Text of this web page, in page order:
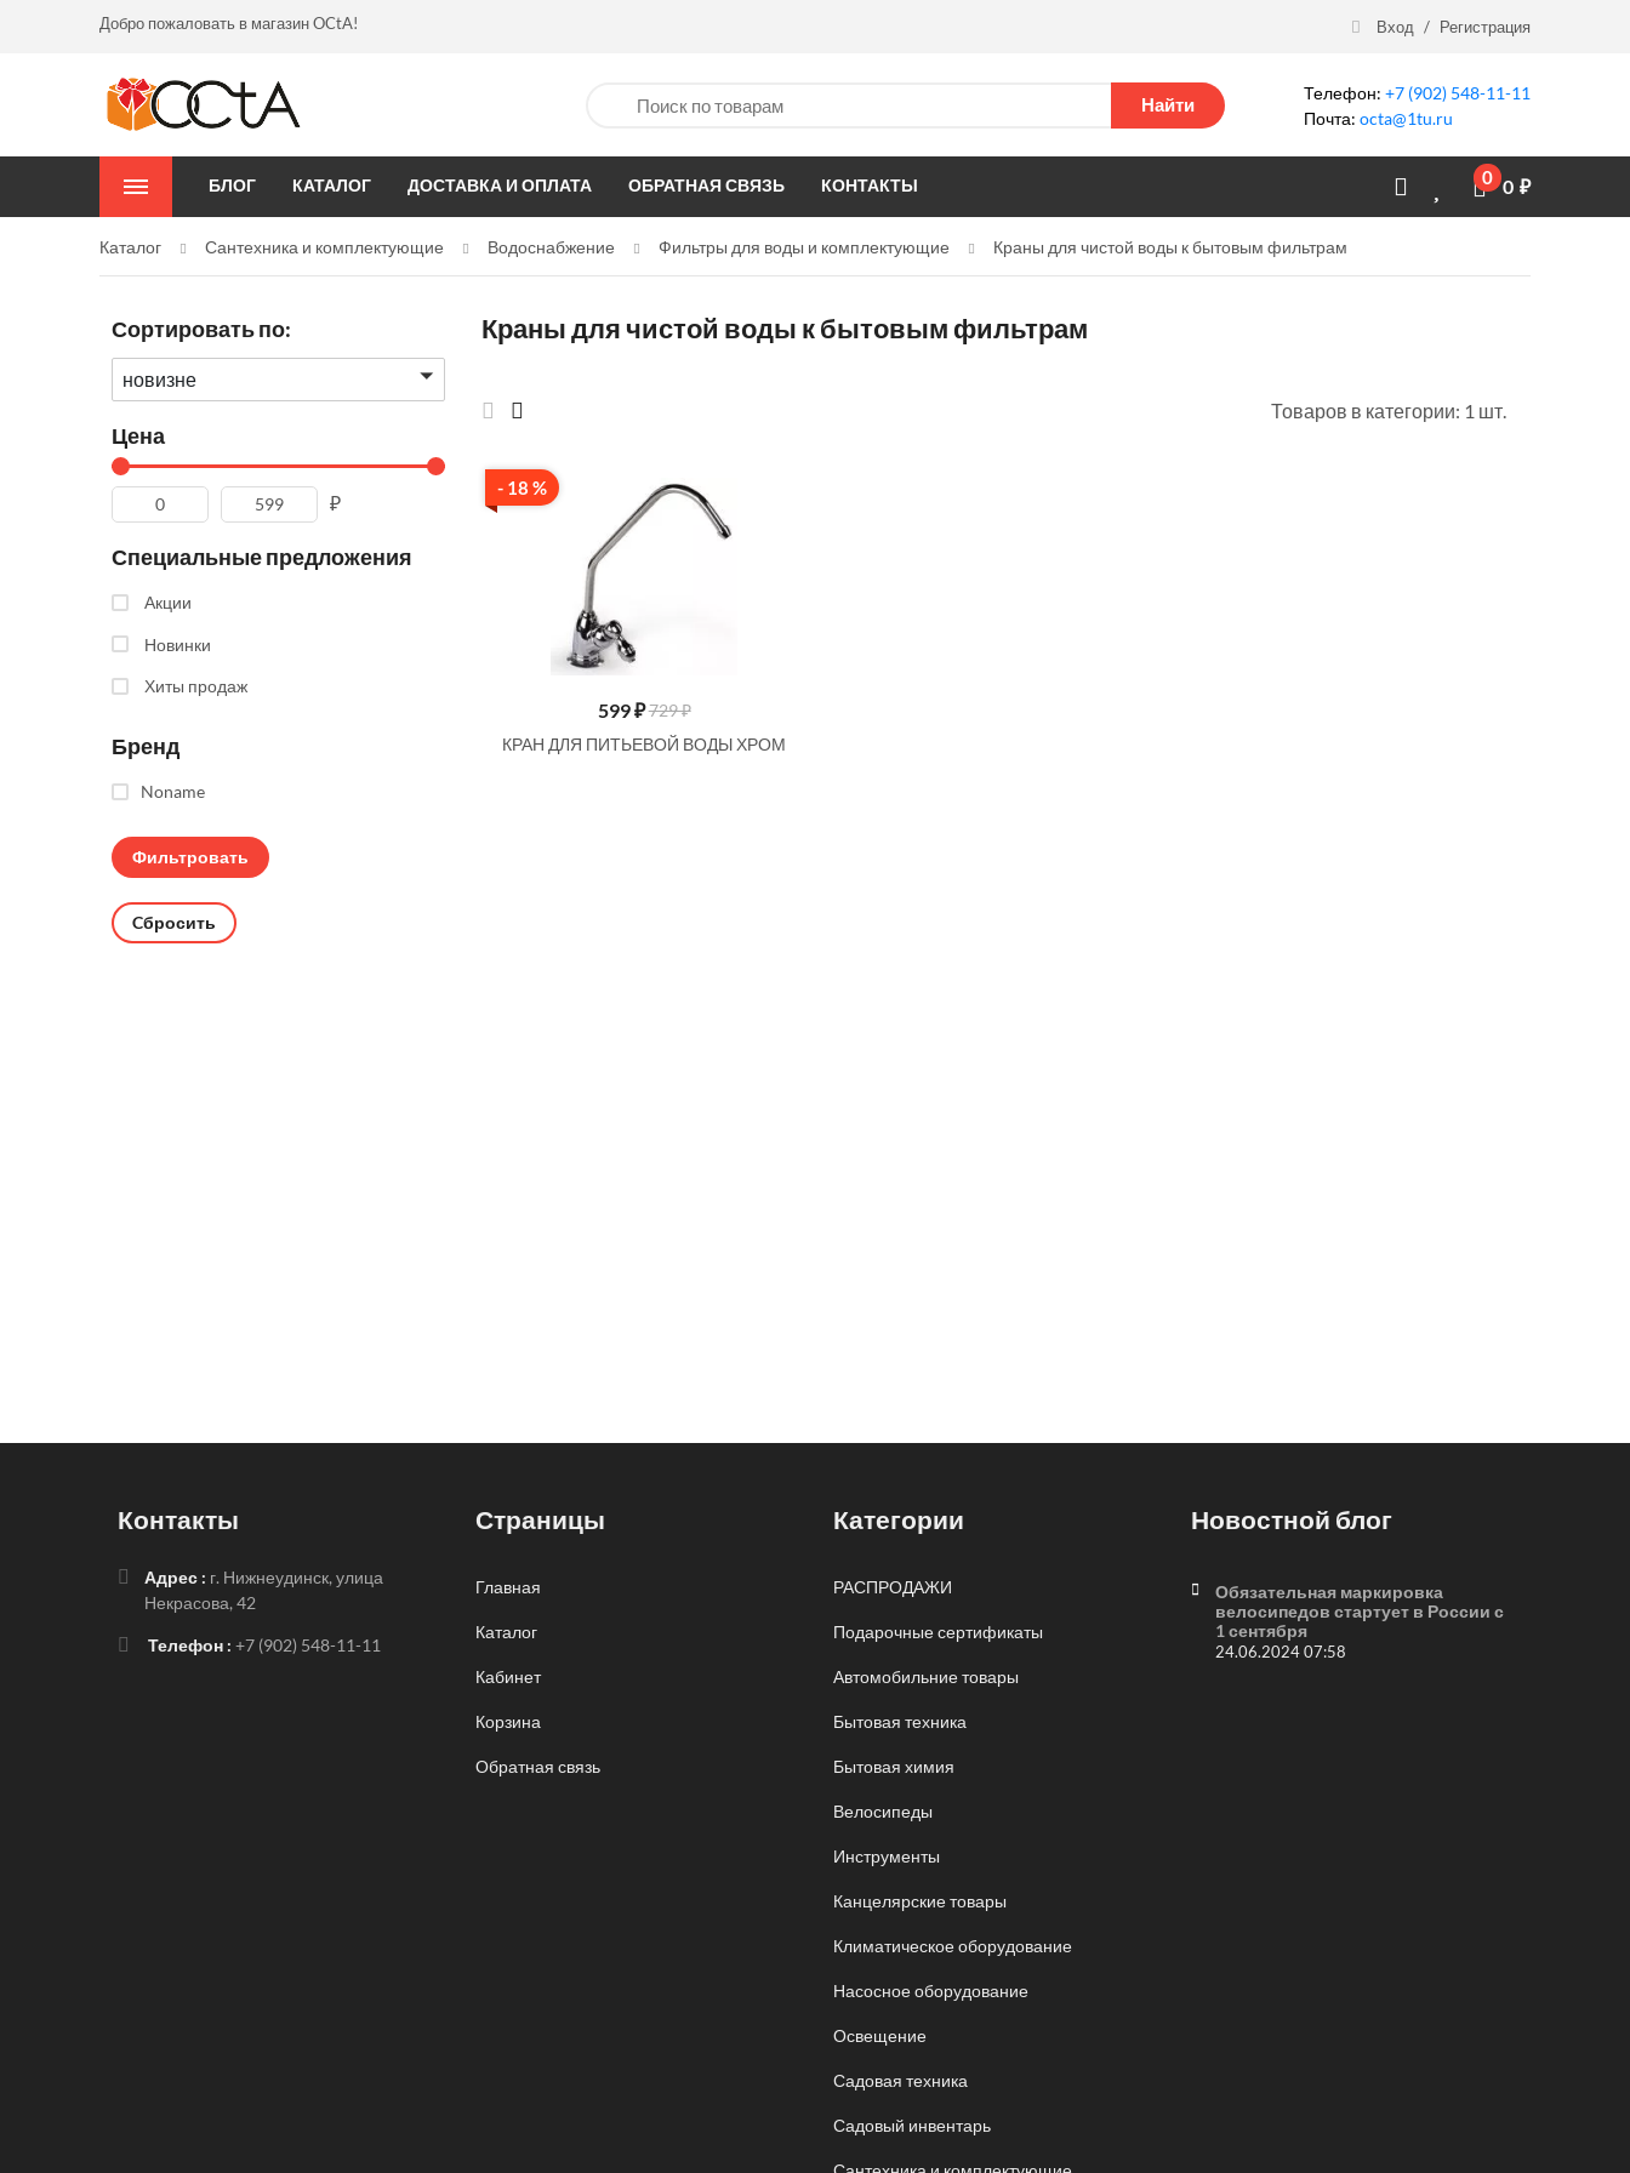
Добро пожаловать в магазин OCtA! Вход / Регистрация
Найти
Телефон: +7 (902) 548-11-11
Почта: octa@1tu.ru
БЛОГ КАТАЛОГ ДОСТАВКА И ОПЛАТА ОБРАТНАЯ СВЯЗЬ КОНТАКТЫ 0 0 ₽
Каталог Сантехника и комплектующие Водоснабжение Фильтры для воды и комплектующие Краны для чистой воды к бытовым фильтрам
Сортировать по:
новизне
Цена
₽
Специальные предложения
Акции
Новинки
Хиты продаж
Бренд
Noname
Cбросить
Краны для чистой воды к бытовым фильтрам
Товаров в категории: 1 шт.
- 18 %
599₽729 ₽
КРАН ДЛЯ ПИТЬЕВОЙ ВОДЫ ХРОМ
Контакты
Адрес : г. Нижнеудинск, улица
Некрасова, 42
Телефон : +7 (902) 548-11-11
Страницы
Главная
Каталог
Кабинет
Корзина
Обратная связь
Категории
РАСПРОДАЖИ
Подарочные сертификаты
Автомобильние товары
Бытовая техника
Бытовая химия
Велосипеды
Инструменты
Канцелярские товары
Климатическое оборудование
Насосное оборудование
Освещение
Садовая техника
Садовый инвентарь
Новостной блог
Обязательная маркировка
велосипедов стартует в России с
1 сентября
24.06.2024 07:58